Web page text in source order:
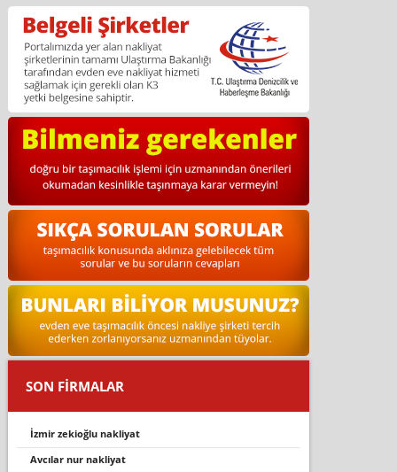
SON FİRMALAR
i̇zmir zekioğlu nakliyat
avcilar nur nakli̇yat